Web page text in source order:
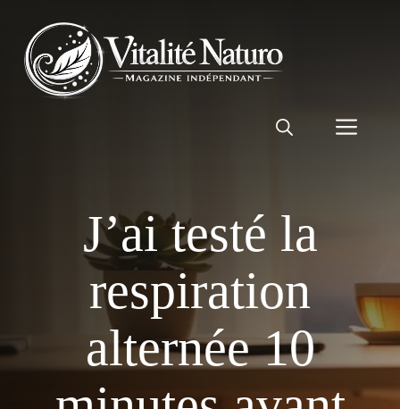
contenu
J’ai testé la
respiration
alternée 10